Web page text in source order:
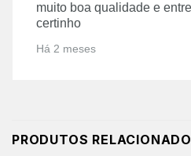
muito boa qualidade e
certinho
Há 2 meses
PRODUTOS